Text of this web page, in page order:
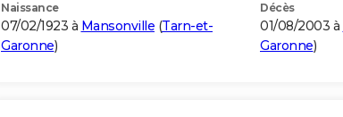
Naissance
07/02/1923 à Mansonville (Tarn-et-
Garonne)
Décès
01/08/2003 à
Garonne)